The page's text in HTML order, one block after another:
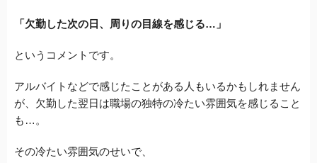
「欠勤した次の日、周りの目線を感じる…」
というコメントです。
アルバイトなどで感じたことがある人もいるかもしれません
が、欠勤した翌日は職場の独特の冷たい雰囲気を感じること
も…。
その冷たい雰囲気のせいで、